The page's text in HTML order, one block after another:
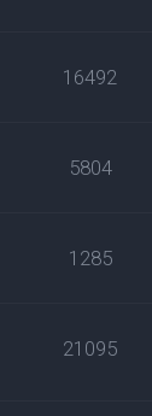
16492
5804
1285
21095